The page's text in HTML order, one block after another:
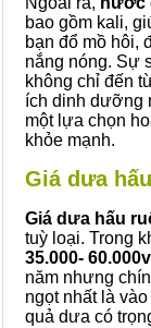
bao gồm kali,
bạn đổ mồ hôi,
nắng nóng. Sự
không chỉ đến
ích dinh dưỡng
một lựa chọn
khỏe mạnh.
Giá dưa
Giá dưa hấu
tuỳ loại. Trong
35.000-
năm nhưng
ngọt nhất là
quả dưa có